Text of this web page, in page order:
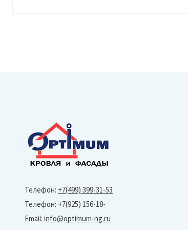
Телефон: +7(499) 399-31-53
Телефон: +7(925) 156-18-
Email: info@optimum-ng.ru